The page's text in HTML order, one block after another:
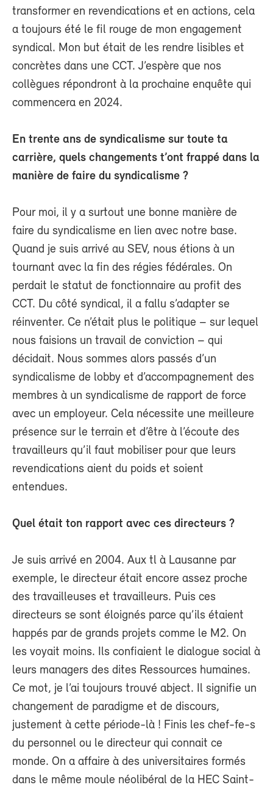
transformer en revendications et en actions, cela
a toujours été le fil rouge de mon engagement
syndical. Mon but était de les rendre lisibles et
concrètes dans une CCT. J’espère que nos
collègues répondront à la prochaine enquête qui
commencera en 2024.
En trente ans de syndicalisme sur toute ta
carrière, quels changements t’ont frappé dans la
manière de faire du syndicalisme ?
Pour moi, il y a surtout une bonne manière de
faire du syndicalisme en lien avec notre base.
Quand je suis arrivé au SEV, nous étions à un
tournant avec la fin des régies fédérales. On
perdait le statut de fonctionnaire au profit des
CCT. Du côté syndical, il a fallu s’adapter se
réinventer. Ce n’était plus le politique – sur lequel
nous faisions un travail de conviction – qui
décidait. Nous sommes alors passés d’un
syndicalisme de lobby et d’accompagnement des
membres à un syndicalisme de rapport de force
avec un employeur. Cela nécessite une meilleure
présence sur le terrain et d’être à l’écoute des
travailleurs qu’il faut mobiliser pour que leurs
revendications aient du poids et soient
entendues.
Quel était ton rapport avec ces directeurs ?
Je suis arrivé en 2004. Aux tl à Lausanne par
exemple, le directeur était encore assez proche
des travailleuses et travailleurs. Puis ces
directeurs se sont éloignés parce qu’ils étaient
happés par de grands projets comme le M2. On
les voyait moins. Ils confiaient le dialogue social à
leurs managers des dites Ressources humaines.
Ce mot, je l’ai toujours trouvé abject. Il signifie un
changement de paradigme et de discours,
justement à cette période-là ! Finis les chef-fe-s
du personnel ou le directeur qui connait ce
monde. On a affaire à des universitaires formés
dans le même moule néolibéral de la HEC Saint-